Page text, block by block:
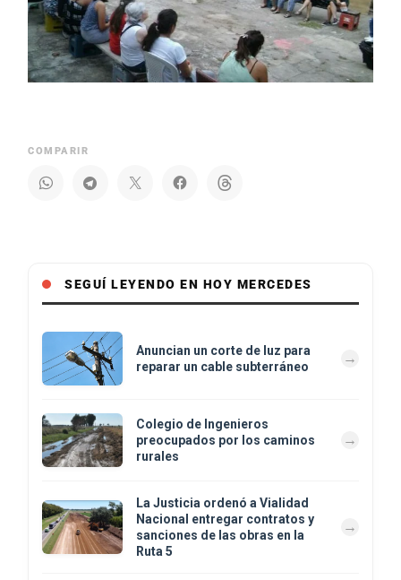
COMPARIR
SEGUÍ LEYENDO EN HOY MERCEDES
Anuncian un corte de luz para
reparar un cable subterráneo
Colegio de Ingenieros
preocupados por los caminos
rurales
La Justicia ordenó a Vialidad
Nacional entregar contratos y
sanciones de las obras en la
Ruta 5